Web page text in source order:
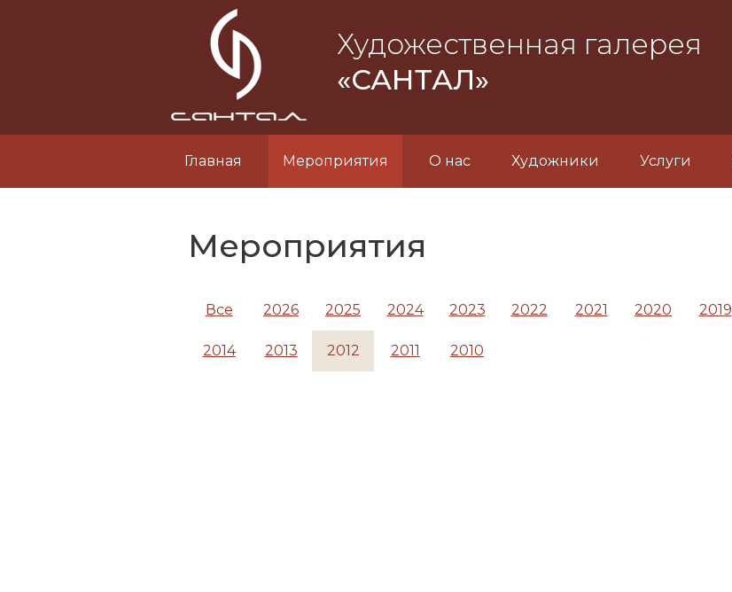
Художественная галерея
«САНТАЛ»
Главная Мероприятия О нас Художники Услуги
Мероприятия
Все 2026 2025 2024 2023 2022 2021 2020 2019
2014 2013 2012 2011 2010